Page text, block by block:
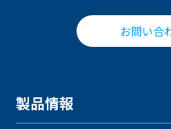
お問い合
製品情報